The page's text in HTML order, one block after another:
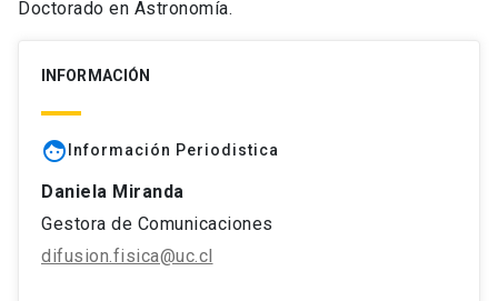
Doctorado en Astronomía.
INFORMACIÓN
face Información Periodistica
Daniela Miranda
Gestora de Comunicaciones
difusion.fisica@uc.cl